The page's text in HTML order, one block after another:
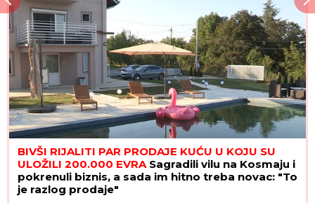
BIVŠI RIJALITI PAR PRODAJE KUĆU U KOJU SU
ULOŽILI 200.000 EVRASagradili vilu na Kosmaju i
pokrenuli biznis, a sada im hitno treba novac: "To
je razlog prodaje"